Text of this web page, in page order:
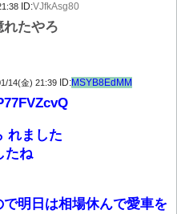
ID:VJfkAsg80
たやろ
14(金) 21:39 ID:MSYB8EdMM
れました
たね
明日は相場休んで愛車を